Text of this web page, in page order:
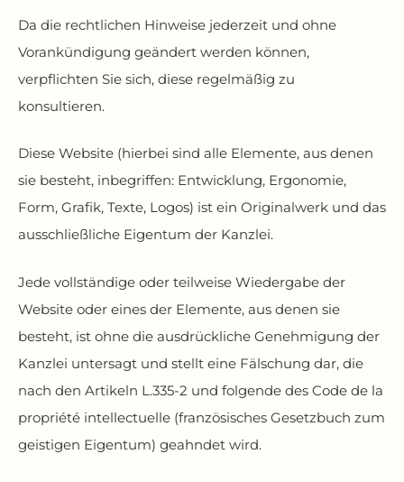
Da die rechtlichen Hinweise jederzeit und ohne
Vorankündigung geändert werden können,
verpflichten Sie sich, diese regelmäßig zu
konsultieren.
Diese Website (hierbei sind alle Elemente, aus denen
sie besteht, inbegriffen: Entwicklung, Ergonomie,
Form, Grafik, Texte, Logos) ist ein Originalwerk und das
ausschließliche Eigentum der Kanzlei.
Jede vollständige oder teilweise Wiedergabe der
Website oder eines der Elemente, aus denen sie
besteht, ist ohne die ausdrückliche Genehmigung der
Kanzlei untersagt und stellt eine Fälschung dar, die
nach den Artikeln L.335-2 und folgende des Code de la
propriété intellectuelle (französisches Gesetzbuch zum
geistigen Eigentum) geahndet wird.